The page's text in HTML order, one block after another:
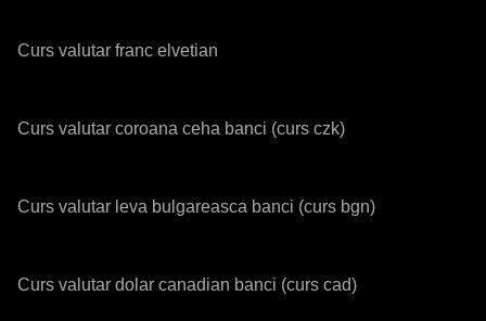
Curs valutar franc elvetian
Curs valutar coroana ceha banci (curs czk)
Curs valutar leva bulgareasca banci (curs bgn)
Curs valutar dolar canadian banci (curs cad)